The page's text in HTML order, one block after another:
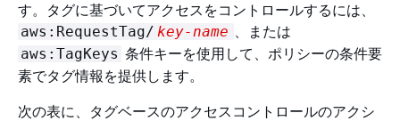
す。タグに基づいてアクセスをコントロールするには、
aws:RequestTag/ key-name 、または
aws:TagKeys 条件キーを使用して、ポリシーの条件要
素でタグ情報を提供します。
次の表に、タグベースのアクセスコントロールのアクシ